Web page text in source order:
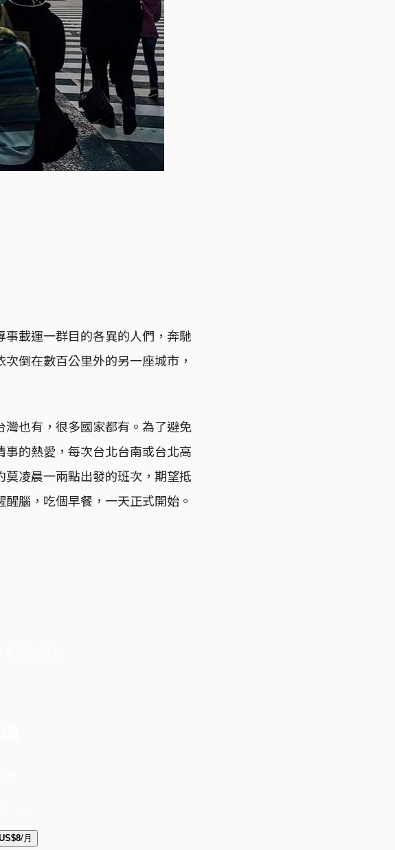
載運一群目的各異的人們，奔馳
倒在數百公里外的另一座城市，
也有，很多國家都有。為了避免
的熱愛，每次台北台南或台北高
凌晨一兩點出發的班次，期望抵
腦，吃個早餐，一天正式開始。
/月